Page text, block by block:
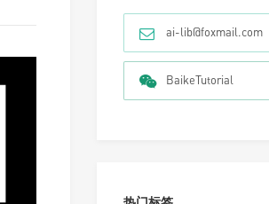
ai-lib@foxmail.com
BaikeTutorial